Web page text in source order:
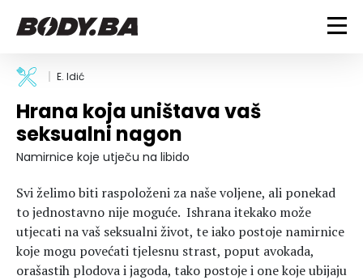
FITNESS
Vježbanje
Mršanje
Discipline
BODYBUILDING
Trening i vježbe
Savjeti
Ostalo
ISHRANA
Dijete
Nutricionizam
Recepti
Suplementi
ZDRAVLJE
Um i tijelo
Povrede i bolesti
LIFESTYLE
E. Idić
Hrana koja uništava vaš
seksualni nagon
Namirnice koje utječu na libido
Svi želimo biti raspoloženi za naše voljene, ali ponekad
to jednostavno nije moguće. Ishrana itekako može
utjecati na vaš seksualni život, te iako postoje namirnice
koje mogu povećati tjelesnu strast, poput avokada,
orašastih plodova i jagoda, tako postoje i one koje ubijaju